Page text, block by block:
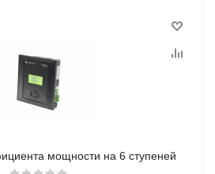
мощности на 6 ступеней